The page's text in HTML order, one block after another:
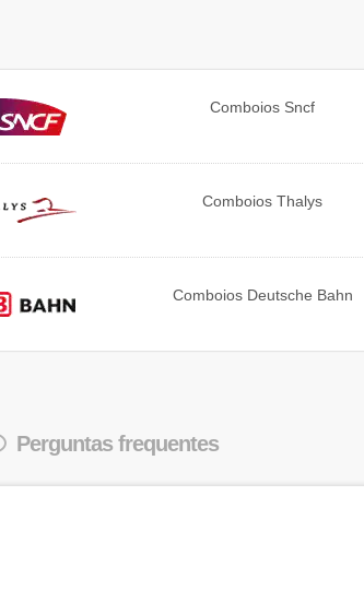
Comboios Sncf
Comboios Thalys
Comboios Deutsche Bahn
Perguntas frequentes